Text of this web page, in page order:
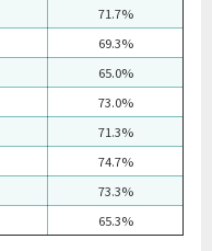
71.7%
69.3%
65.0%
73.0%
71.3%
74.7%
73.3%
65.3%